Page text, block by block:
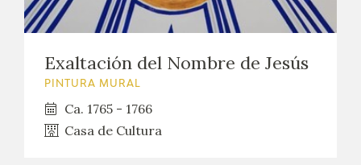
Exaltación del Nombre de Jesús
PINTURA MURAL
Ca. 1765 - 1766
Casa de Cultura